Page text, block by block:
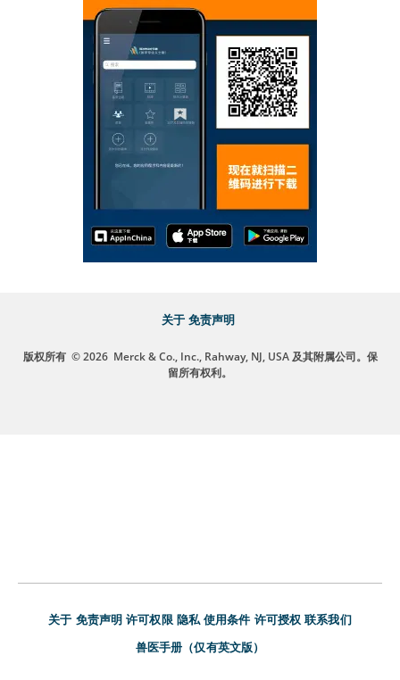
关于 免责声明
版权所有 © 2026 Merck & Co., Inc., Rahway, NJ, USA 及其附属公司。保
留所有权利。
关于 免责声明 许可权限 隐私 使用条件 许可授权 联系我们
兽医手册（仅有英文版）